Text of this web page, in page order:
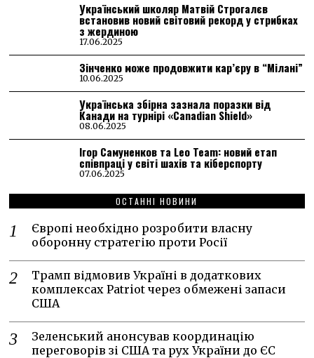
Український школяр Матвій Строгалєв
встановив новий світовий рекорд у стрибках
з жердиною
17.06.2025
Зінченко може продовжити кар’єру в “Мілані”
10.06.2025
Українська збірна зазнала поразки від
Канади на турнірі «Canadian Shield»
08.06.2025
Ігор Самуненков та Leo Team: новий етап
співпраці у світі шахів та кіберспорту
07.06.2025
ОСТАННІ НОВИНИ
Європі необхідно розробити власну
оборонну стратегію проти Росії
Трамп відмовив Україні в додаткових
комплексах Patriot через обмежені запаси
США
Зеленський анонсував координацію
переговорів зі США та рух України до ЄС